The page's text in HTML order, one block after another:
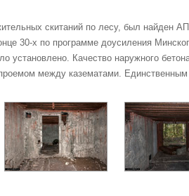
скитаний по лесу, был найден
30-х по программе доусиления
установлено. Качество наружного
между казематами.